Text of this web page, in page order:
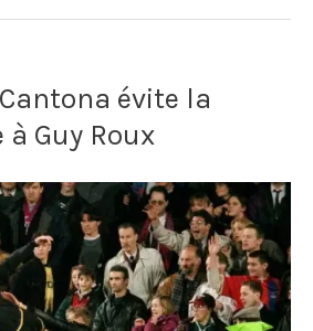
évite la
Guy Roux